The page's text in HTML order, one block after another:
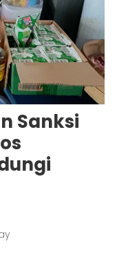
Sanksi